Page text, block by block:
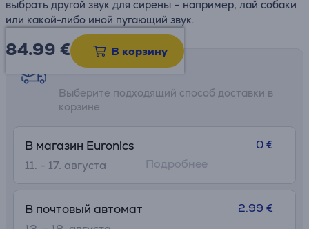
выбрать другой звук для сирены – например, лай собаки
или какой-либо иной пугающий звук.
84.99 € В корзину
Возможности доставки
Выберите подходящий способ доставки в
корзине
В магазин Euronics
11. - 17. августа
0 €
Подробнее
В почтовый автомат 2.99 €